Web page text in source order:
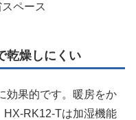
ペース
乾燥しにくい
効果的です。暖房をか
HX-RK12-Tは加湿機能